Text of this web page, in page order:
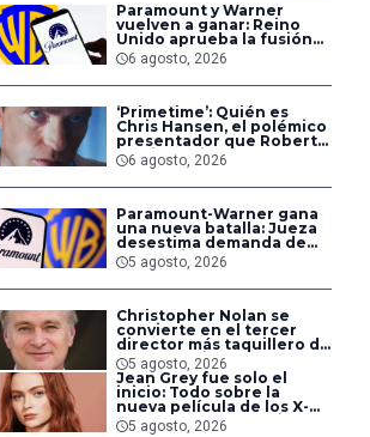
90%
Pinocchio
Paramount y Warner
vuelven a ganar: Reino
Unido aprueba la fusión
entre conglomerados
6 agosto, 2026
‘Primetime’: Quién es
Chris Hansen, el polémico
presentador que Robert
Pattinson interpreta en
su nueva película
6 agosto, 2026
Paramount-Warner gana
una nueva batalla: Jueza
desestima demanda de
consumidores contra la
fusión
5 agosto, 2026
Christopher Nolan se
convierte en el tercer
director más taquillero de
todos los tiempos
5 agosto, 2026
Jean Grey fue solo el
inicio: Todo sobre la
nueva película de los X-
Men en Marvel Studios
5 agosto, 2026